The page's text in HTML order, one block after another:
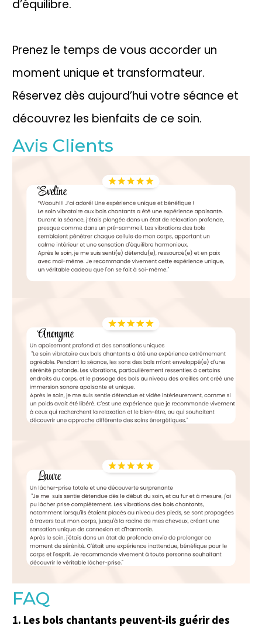
d’équilibre.
Prenez le temps de vous accorder un
moment unique et transformateur.
Réservez dès aujourd’hui votre séance et
découvrez les bienfaits de ce soin.
Avis Clients
FAQ
1. Les bols chantants peuvent-ils guérir des